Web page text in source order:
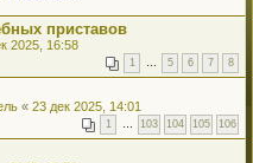
приставов
2025, 16:58
1 … 5 6 7 8
« 23 дек 2025, 14:01
1 … 103 104 105 106